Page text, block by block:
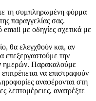
τη συμπληρωμένη φόρμα
παραγγελίας σας.
με οδηγίες σχετικά με
θα ελεγχθούν και, αν
επεξεργαστούμε την
ημερών. Παρακαλούμε
να επιστραφούν
αναφέρονται στη
λεπτομέρειες, ανατρέξτε